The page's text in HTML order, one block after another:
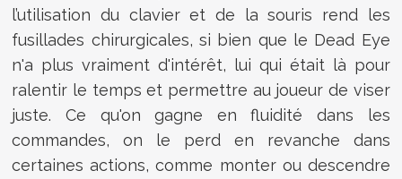
l’utilisation du clavier et de la souris rend les
fusillades chirurgicales, si bien que le Dead Eye
n'a plus vraiment d'intérêt, lui qui était là pour
ralentir le temps et permettre au joueur de viser
juste. Ce qu'on gagne en fluidité dans les
commandes, on le perd en revanche dans
certaines actions, comme monter ou descendre